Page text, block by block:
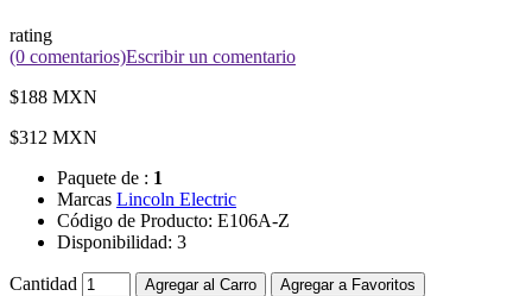
rating
(0 comentarios)Escribir un comentario
$188 MXN
$312 MXN
Paquete de : 1
Marcas Lincoln Electric
Código de Producto: E106A-Z
Disponibilidad: 3
Cantidad Agregar al Carro
Agregar a Favoritos